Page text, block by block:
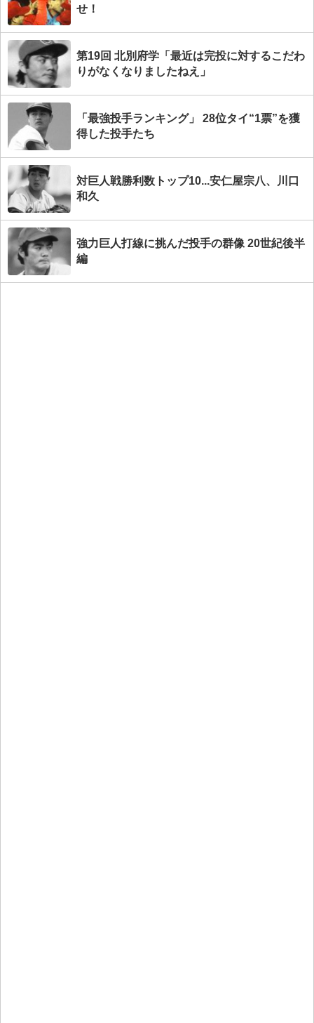
せ！
第19回 北別府学「最近は完投に対するこだわ
りがなくなりましたねえ」
「最強投手ランキング」 28位タイ“1票”を獲
得した投手たち
対巨人戦勝利数トップ10...安仁屋宗八、川口
和久
強力巨人打線に挑んだ投手の群像 20世紀後半
編